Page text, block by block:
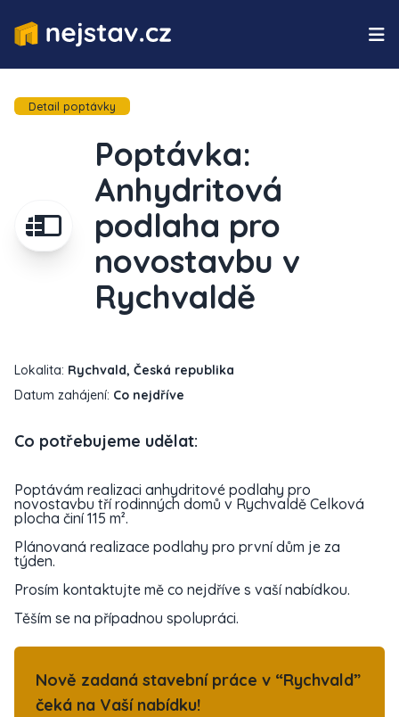
Detail poptávky
Poptávka:
Anhydritová
podlaha pro
novostavbu v
Rychvaldě
Lokalita: Rychvald, Česká republika
Datum zahájení: Co nejdříve
Co potřebujeme udělat:
Poptávám realizaci anhydritové podlahy pro
novostavbu tří rodinných domů v Rychvaldě Celková
plocha činí 115 m².
Plánovaná realizace podlahy pro první dům je za
týden.
Prosím kontaktujte mě co nejdříve s vaší nabídkou.
Těším se na případnou spolupráci.
Nově zadaná stavební práce v “Rychvald”
čeká na Vaší nabídku!